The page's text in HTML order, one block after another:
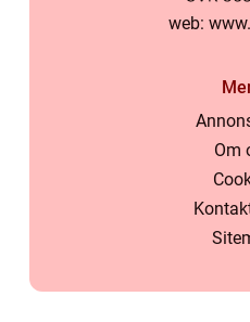
web:
Om